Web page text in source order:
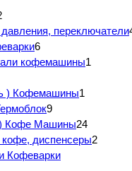
переключатели
6
кофемашины1
) Кофемашины1
9
Кофе Машины24
диспенсеры2
Кофеварки